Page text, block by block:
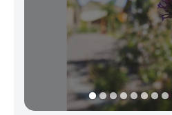
1 2 4 5 6 7 8